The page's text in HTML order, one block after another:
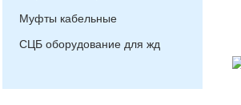
Муфты кабельные
СЦБ оборудование для жд